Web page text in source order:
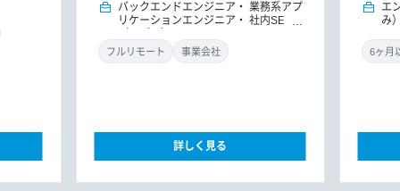
バックエンドエンジニア
業務系アプ
リケーションエンジニア
社内SE
フルリモート 事業会社
詳しく見る
エ
み